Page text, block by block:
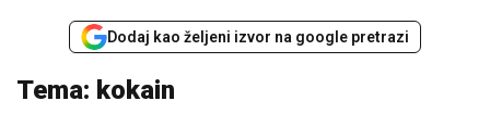
Dodaj kao željeni izvor na google pretrazi
Tema: kokain